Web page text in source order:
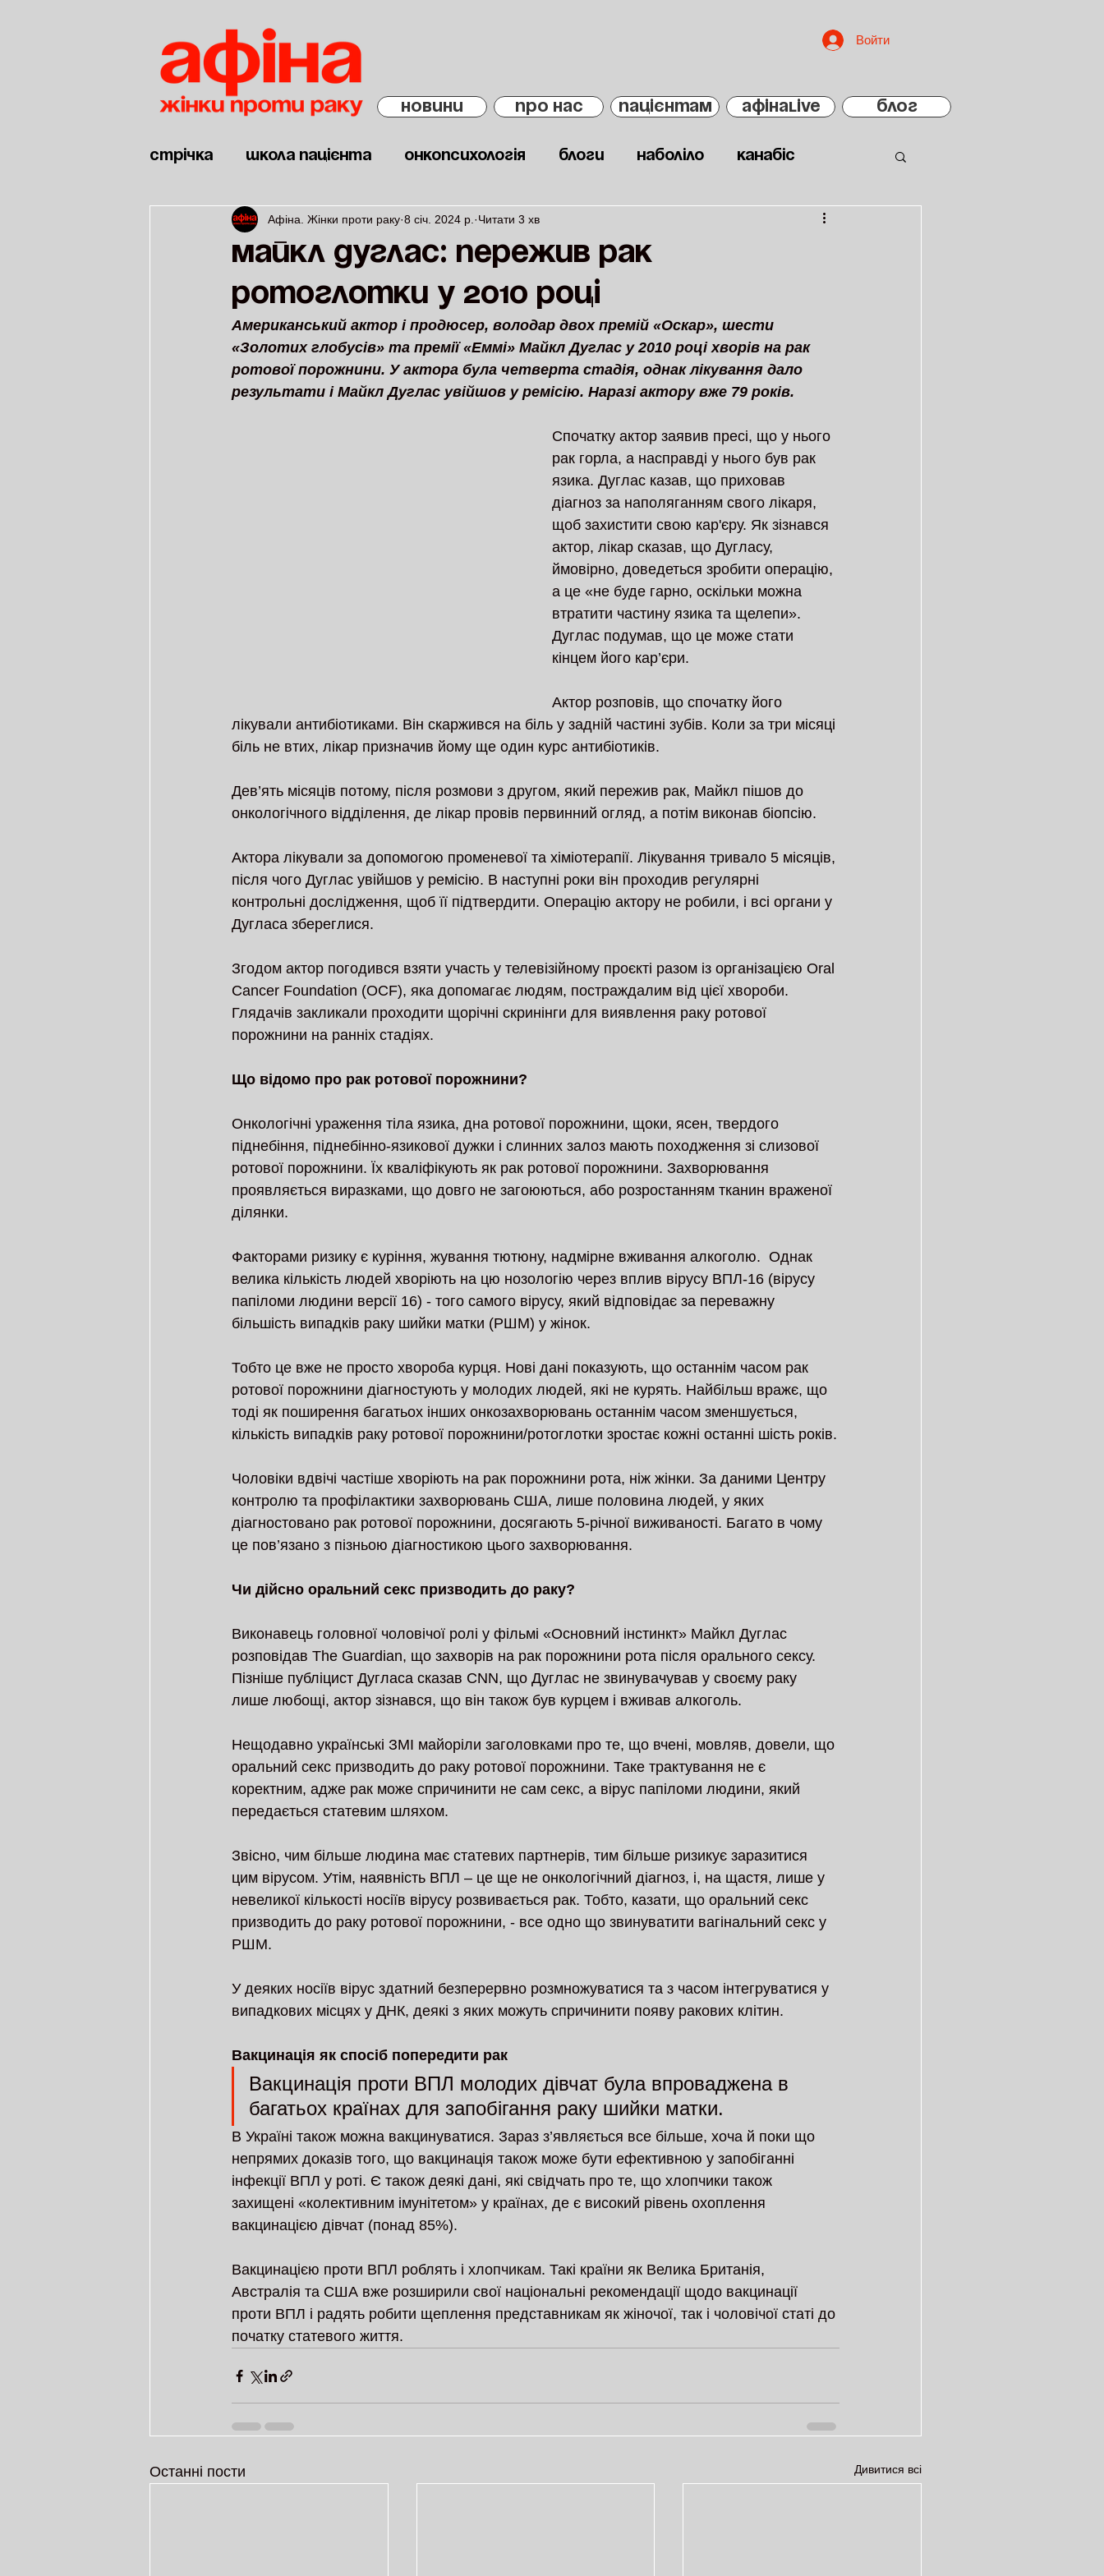
Войти
НОВИНИ ПРО НАС ПАЦІЄНТАМ АфінаLIVE БЛОГ
Стрічка Школа пацієнта Онкопсихологія Блоги Наболіло Канабіс
Новини Дві війни
Майкл Дуглас: пережив рак
ротоглотки у 2010 році
Афіна. Жінки проти раку 8 січ. 2024 р. Читати 3 хв
Американський актор і продюсер, володар двох премій «Оскар», шести
«Золотих глобусів» та премії «Еммі» Майкл Дуглас у 2010 році хворів на рак
ротової порожнини. У актора була четверта стадія, однак лікування дало
результати і Майкл Дуглас увійшов у ремісію. Наразі актору вже 79 років.
Спочатку актор заявив пресі, що у нього
рак горла, а насправді у нього був рак
язика. Дуглас казав, що приховав
діагноз за наполяганням свого лікаря,
щоб захистити свою кар'єру. Як зізнався
актор, лікар сказав, що Дугласу,
ймовірно, доведеться зробити операцію,
а це «не буде гарно, оскільки можна
втратити частину язика та щелепи».
Дуглас подумав, що це може стати
кінцем його кар’єри.
Актор розповів, що спочатку його
лікували антибіотиками. Він скаржився на біль у задній частині зубів. Коли за три місяці
біль не втих, лікар призначив йому ще один курс антибіотиків.
Дев’ять місяців потому, після розмови з другом, який пережив рак, Майкл пішов до
онкологічного відділення, де лікар провів первинний огляд, а потім виконав біопсію.
Актора лікували за допомогою променевої та хіміотерапії. Лікування тривало 5 місяців,
після чого Дуглас увійшов у ремісію. В наступні роки він проходив регулярні
контрольні дослідження, щоб її підтвердити. Операцію актору не робили, і всі органи у
Дугласа збереглися.
Згодом актор погодився взяти участь у телевізійному проєкті разом із організацією Oral
Cancer Foundation (OCF), яка допомагає людям, постраждалим від цієї хвороби.
Глядачів закликали проходити щорічні скринінги для виявлення раку ротової
порожнини на ранніх стадіях.
Що відомо про рак ротової порожнини?
Онкологічні ураження тіла язика, дна ротової порожнини, щоки, ясен, твердого
піднебіння, піднебінно-язикової дужки і слинних залоз мають походження зі слизової
ротової порожнини. Їх кваліфікують як рак ротової порожнини. Захворювання
проявляється виразками, що довго не загоюються, або розростанням тканин враженої
ділянки.
Факторами ризику є куріння, жування тютюну, надмірне вживання алкоголю.  Однак
велика кількість людей хворіють на цю нозологію через вплив вірусу ВПЛ-16 (вірусу
папіломи людини версії 16) - того самого вірусу, який відповідає за переважну
більшість випадків раку шийки матки (РШМ) у жінок.
Тобто це вже не просто хвороба курця. Нові дані показують, що останнім часом рак
ротової порожнини діагностують у молодих людей, які не курять. Найбільш вражє, що
тоді як поширення багатьох інших онкозахворювань останнім часом зменшується,
кількість випадків раку ротової порожнини/ротоглотки зростає кожні останні шість років.
Чоловіки вдвічі частіше хворіють на рак порожнини рота, ніж жінки. За даними Центру
контролю та профілактики захворювань США, лише половина людей, у яких
діагностовано рак ротової порожнини, досягають 5-річної виживаності. Багато в чому
це пов’язано з пізньою діагностикою цього захворювання.
Чи дійсно оральний секс призводить до раку?
Виконавець головної чоловічої ролі у фільмі «Основний інстинкт» Майкл Дуглас
розповідав The Guardian, що захворів на рак порожнини рота після орального сексу.
Пізніше публіцист Дугласа сказав CNN, що Дуглас не звинувачував у своєму раку
лише любощі, актор зізнався, що він також був курцем і вживав алкоголь.
Нещодавно українські ЗМІ майоріли заголовками про те, що вчені, мовляв, довели, що
оральний секс призводить до раку ротової порожнини. Таке трактування не є
коректним, адже рак може спричинити не сам секс, а вірус папіломи людини, який
передається статевим шляхом.
Звісно, чим більше людина має статевих партнерів, тим більше ризикує заразитися
цим вірусом. Утім, наявність ВПЛ – це ще не онкологічний діагноз, і, на щастя, лише у
невеликої кількості носіїв вірусу розвивається рак. Тобто, казати, що оральний секс
призводить до раку ротової порожнини, - все одно що звинуватити вагінальний секс у
РШМ.
У деяких носіїв вірус здатний безперервно розмножуватися та з часом інтегруватися у
випадкових місцях у ДНК, деякі з яких можуть спричинити появу ракових клітин.
Вакцинація як спосіб попередити рак
Вакцинація проти ВПЛ молодих дівчат була впроваджена в
багатьох країнах для запобігання раку шийки матки.
В Україні також можна вакцинуватися. Зараз з’являється все більше, хоча й поки що
непрямих доказів того, що вакцинація також може бути ефективною у запобіганні
інфекції ВПЛ у роті. Є також деякі дані, які свідчать про те, що хлопчики також
захищені «колективним імунітетом» у країнах, де є високий рівень охоплення
вакцинацією дівчат (понад 85%).
Вакцинацією проти ВПЛ роблять і хлопчикам. Такі країни як Велика Британія,
Австралія та США вже розширили свої національні рекомендації щодо вакцинації
проти ВПЛ і радять робити щеплення представникам як жіночої, так і чоловічої статі до
початку статевого життя.
Останні пости Дивитися всі